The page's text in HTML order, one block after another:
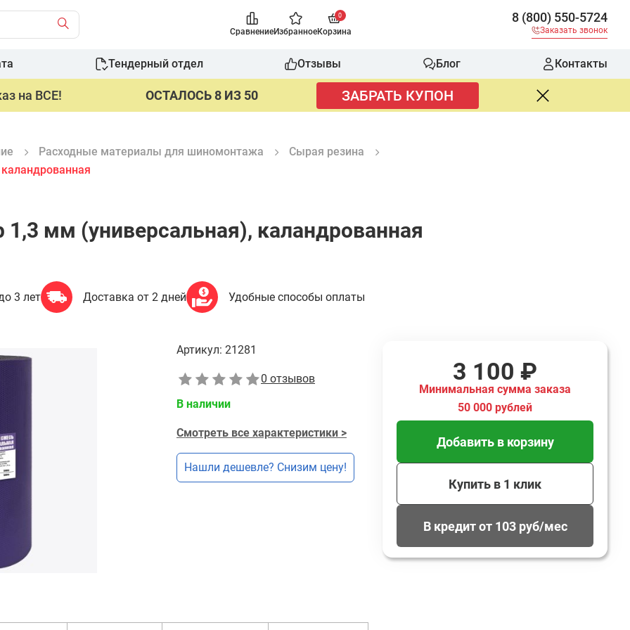
СравнениеИзбранное
0
Корзина
8 (800) 550-5724
Заказать звонок
Тендерный отдел Отзывы Блог Контакты
на ВСЕ! ОСТАЛОСЬ 8 ИЗ 50 ЗАБРАТЬ КУПОН
Расходные материалы для шиномонтажа
Сырая резина
мм (универсальная), каландрованная
3 лет Доставка от 2 дней Удобные способы оплаты
Артикул: 21281
0 отзывов
В наличии
Смотреть все характеристики >
Нашли дешевле? Снизим цену!
3 100 ₽
Минимальная сумма заказа
50 000 рублей
Добавить в корзину
Купить в 1 клик
В кредит от 103 руб/мес